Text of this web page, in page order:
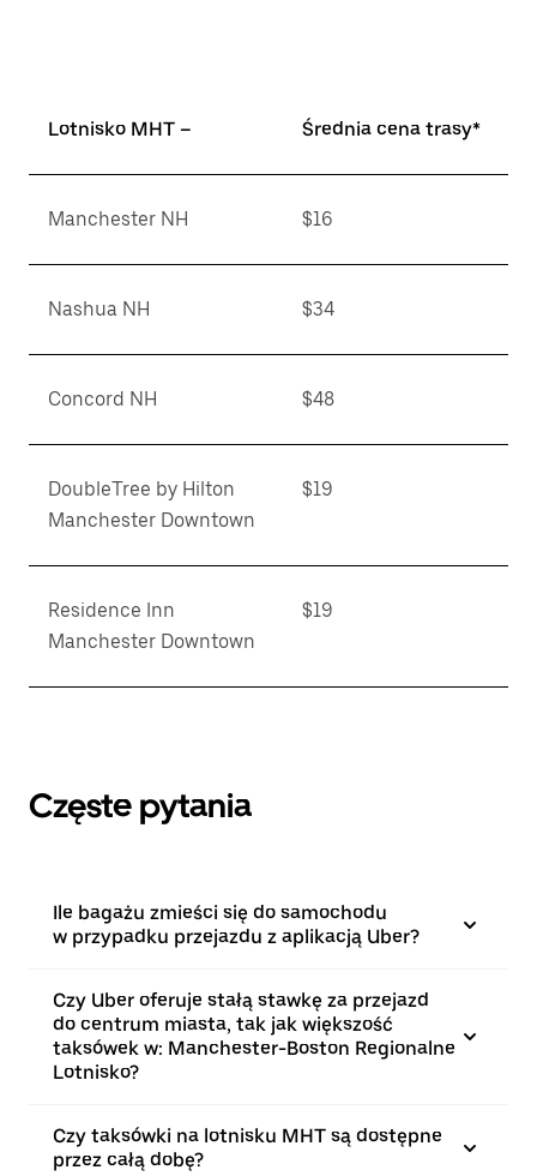
Lotnisko MHT – Średnia cena trasy*
Manchester NH $16
Nashua NH $34
Concord NH $48
DoubleTree by Hilton
Manchester Downtown
$19
Residence Inn
Manchester Downtown
$19
Częste pytania
Ile bagażu zmieści się do samochodu
w przypadku przejazdu z aplikacją Uber?
Czy Uber oferuje stałą stawkę za przejazd
do centrum miasta, tak jak większość
taksówek w: Manchester-Boston Regionalne
Lotnisko?
Czy taksówki na lotnisku MHT są dostępne
przez całą dobę?